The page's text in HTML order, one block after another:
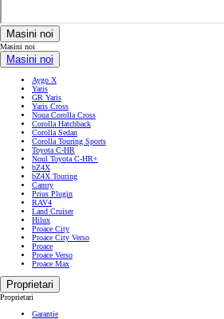
Masini noi
Masini noi
Masini noi
Aygo X
Yaris
GR Yaris
Yaris Cross
Noua Corolla Cross
Corolla Hatchback
Corolla Sedan
Corolla Touring Sports
Toyota C-HR
Noul Toyota C-HR+
bZ4X
bZ4X Touring
Camry
Prius Plugin
RAV4
Land Cruiser
Hilux
Proace City
Proace City Verso
Proace
Proace Verso
Proace Max
Proprietari
Proprietari
Garantie